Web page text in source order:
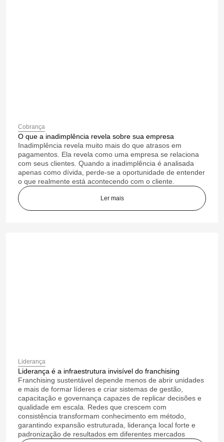
Cobrança
O que a inadimplência revela sobre sua empresa
Inadimplência revela muito mais do que atrasos em
pagamentos. Ela revela como uma empresa se relaciona
com seus clientes. Quando a inadimplência é analisada
apenas como dívida, perde-se a oportunidade de entender
o que realmente está acontecendo com o cliente.
Ler mais
Liderança
Liderança é a infraestrutura invisível do franchising
Franchising sustentável depende menos de abrir unidades
e mais de formar líderes e criar sistemas de gestão,
capacitação e governança capazes de replicar decisões e
qualidade em escala. Redes que crescem com
consistência transformam conhecimento em método,
garantindo expansão estruturada, liderança local forte e
padronização de resultados em diferentes mercados